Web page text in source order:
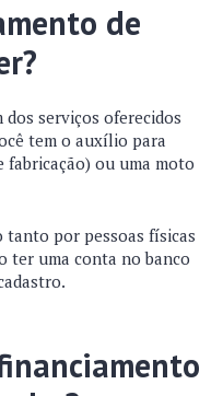
de
serviços oferecidos
tem o auxílio para
fabricação) ou uma moto
tanto por pessoas físicas
ter uma conta no banco